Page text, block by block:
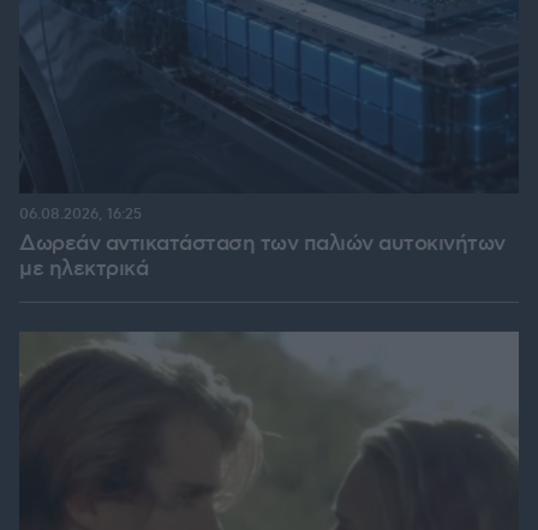
Δωρεάν αντικατάσταση των παλιών αυτοκινήτων
με ηλεκτρικά
06.08.2026, 16:25